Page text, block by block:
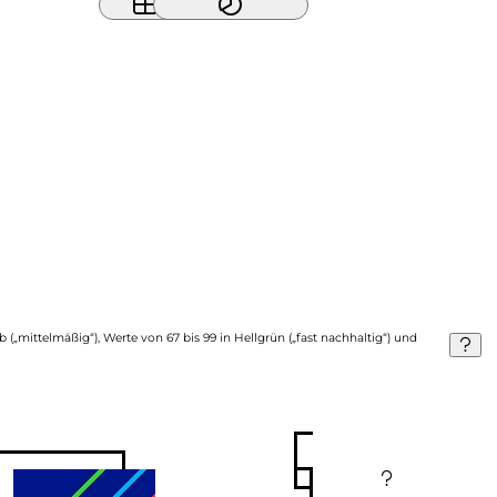
Werte von 67 bis 99 in Hellgrün („fast nachhaltig“) und